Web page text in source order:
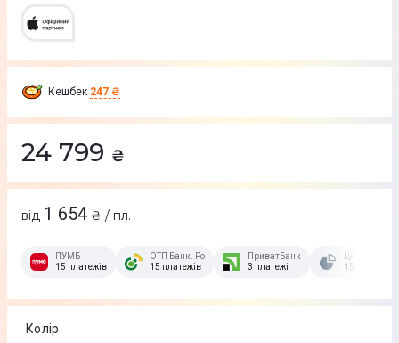
Кешбек 247 ₴
24 799 ₴
від 1 654 ₴ / пл.
ПУМБ
15 платежів
ОТП Банк. Розстрочка Скибочка.
15 платежів
ПриватБанк
3 платежі
15 платежів
Колір